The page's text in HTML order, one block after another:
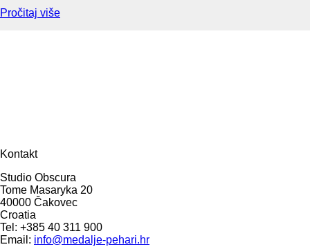
chosen
Pročitaj više
Kontakt
Studio Obscura
Tome Masaryka 20
40000 Čakovec
Croatia
Tel: +385 40 311 900
Email: info@medalje-pehari.hr